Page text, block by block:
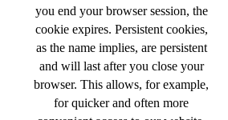
you end your browser session, the
cookie expires. Persistent cookies,
as the name implies, are persistent
and will last after you close your
browser. This allows, for example,
for quicker and often more